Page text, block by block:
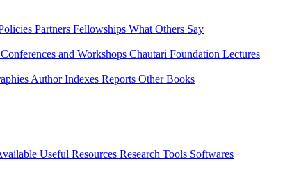
Partners Fellowships What Others Say
Conferences and Workshops Chautari Foundation Lectures
Author Indexes Reports Other Books
Useful Resources Research Tools Softwares